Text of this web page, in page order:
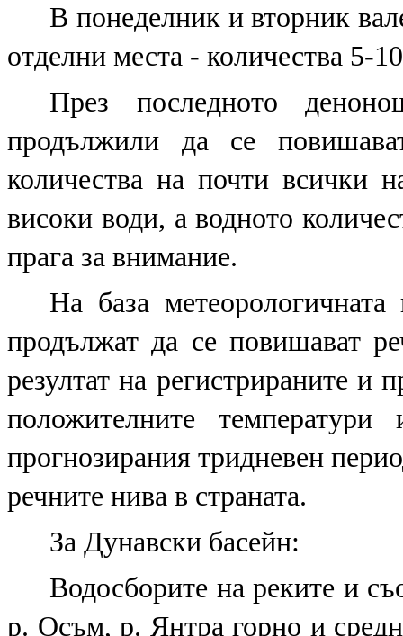
В понеделник и вторник
отделни места - количества 5-
През последното
продължили да се
количества на почти всички
високи води, а водното
прага за внимание.
На база
продължат да се повишават
резултат на регистрираните и
положителните
прогнозирания тридневен
речните нива в страната.
За Дунавски басейн:
Водосборите на реките и
р. Осъм, р. Янтра горно и